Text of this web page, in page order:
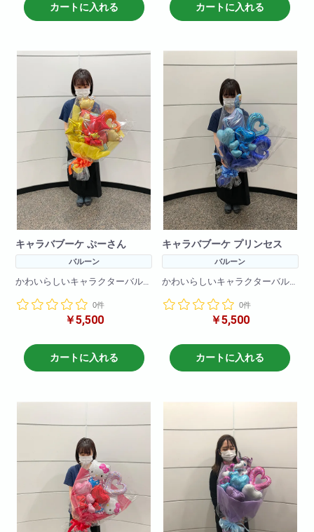
※在庫状況によりバルーンは異な
る場合がございます
カートに入れる
※在庫状況によりバルーンは異な
る場合がございます
カートに入れる
キャラバブーケ ぷーさん
バルーン
かわいらしいキャラクターバル
バルーンのみで作成しているの
で枯れる心配をすることなく
※在庫状況によりバルーンは異な
る場合がございます
0件
￥5,500
カートに入れる
キャラバブーケ プリンセス
バルーン
かわいらしいキャラクターバル
バルーンのみで作成しているの
で枯れる心配をすることなく
※在庫状況によりバルーンは異な
る場合がございます
0件
￥5,500
カートに入れる